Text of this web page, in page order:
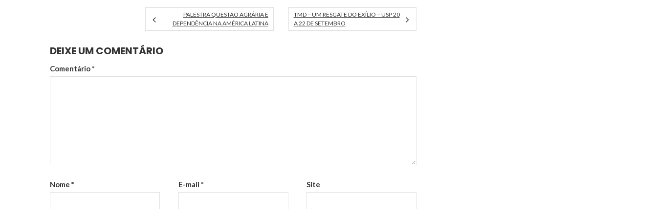
Economía Crítica (JEC), a
realizarse los días 7, 8 y 9…
PALESTRA QUESTÃO AGRÁRIA E
DEPENDÊNCIA NA AMÉRICA LATINA
TMD – UM RESGATE DO EXÍLIO – USP 20
A 22 DE SETEMBRO
DEIXE UM COMENTÁRIO
Comentário*
Nome * E-mail * Site